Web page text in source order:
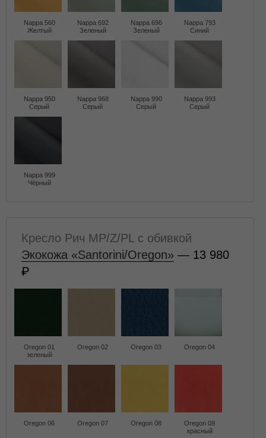
Nappa 560
Желтый
Nappa 692
Зеленый
Nappa 696
Зеленый
Nappa 793
Синий
Nappa 950
Серый
Nappa 968
Серый
Nappa 990
Серый
Nappa 993
Серый
Nappa 999
Чёрный
Кресло Рич MP/Z/PL с обивкой
Экокожа «Santorini/Oregon» — 13 980
Oregon 01
зеленый
Oregon 02 Oregon 03 Oregon 04
Oregon 06 Oregon 07 Oregon 08
Oregon 09
красный